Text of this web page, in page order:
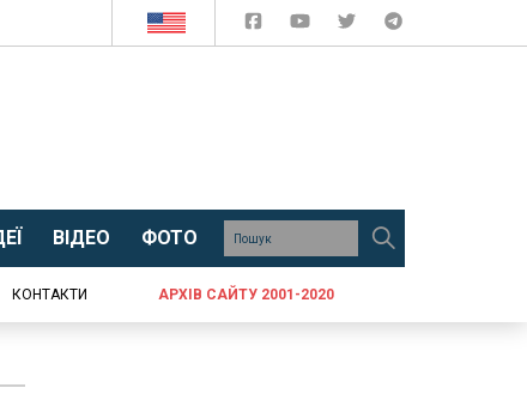
ВІДЕО ФОТО
КОНТАКТИ АРХІВ САЙТУ 2001-2020